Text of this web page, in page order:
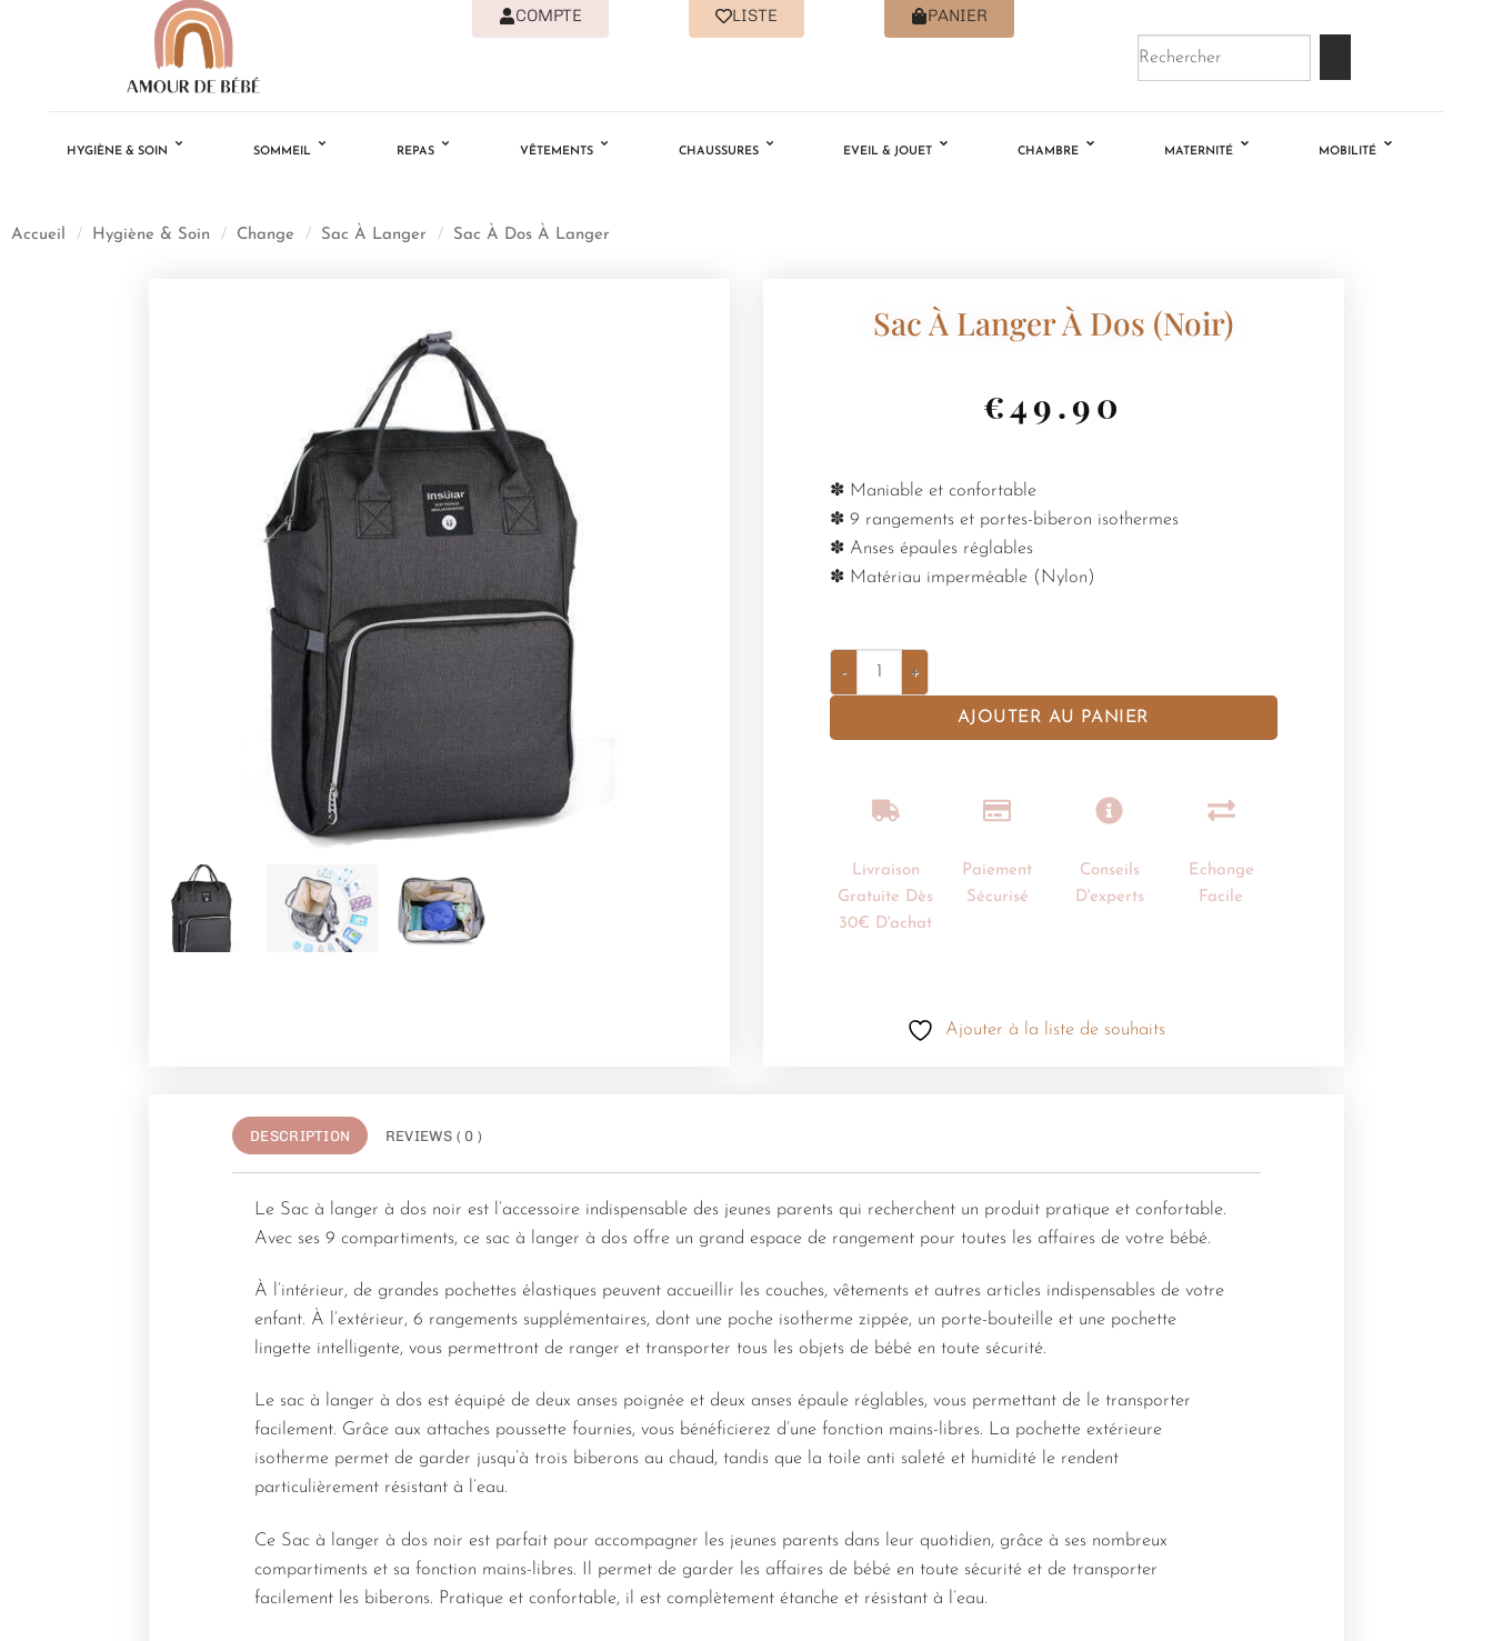
COMPTE LISTE PANIER
HYGIÈNE & SOIN SOMMEIL REPAS VÊTEMENTS CHAUSSURES EVEIL & JOUET CHAMBRE MATERNITÉ MOBILITÉ
Accueil / Hygiène & Soin / Change / Sac À Langer / Sac À Dos À Langer
Sac À Langer À Dos (Noir)
€49.90
✽ Maniable et confortable
✽ 9 rangements et portes-biberon isothermes
✽ Anses épaules réglables
✽ Matériau imperméable (Nylon)
AJOUTER AU PANIER
Livraison
Gratuite Dès
30€ D'achat
Paiement
Sécurisé
Conseils
D'experts
Echange
Facile
Ajouter à la liste de souhaits
DESCRIPTION REVIEWS ( 0 )
Le Sac à langer à dos noir est l’accessoire indispensable des jeunes parents qui recherchent un produit pratique et confortable.
Avec ses 9 compartiments, ce sac à langer à dos offre un grand espace de rangement pour toutes les affaires de votre bébé.
À l’intérieur, de grandes pochettes élastiques peuvent accueillir les couches, vêtements et autres articles indispensables de votre
enfant. À l’extérieur, 6 rangements supplémentaires, dont une poche isotherme zippée, un porte-bouteille et une pochette
lingette intelligente, vous permettront de ranger et transporter tous les objets de bébé en toute sécurité.
Le sac à langer à dos est équipé de deux anses poignée et deux anses épaule réglables, vous permettant de le transporter
facilement. Grâce aux attaches poussette fournies, vous bénéficierez d’une fonction mains-libres. La pochette extérieure
isotherme permet de garder jusqu’à trois biberons au chaud, tandis que la toile anti saleté et humidité le rendent
particulièrement résistant à l’eau.
Ce Sac à langer à dos noir est parfait pour accompagner les jeunes parents dans leur quotidien, grâce à ses nombreux
compartiments et sa fonction mains-libres. Il permet de garder les affaires de bébé en toute sécurité et de transporter
facilement les biberons. Pratique et confortable, il est complètement étanche et résistant à l’eau.